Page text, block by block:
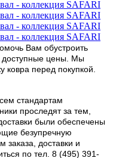
Вам обустроить
доступные цены. Мы
перед покупкой.
стандартам
проследят за тем,
были обеспечены
безупречную
заказа, доставки и
по тел. 8 (495) 391-